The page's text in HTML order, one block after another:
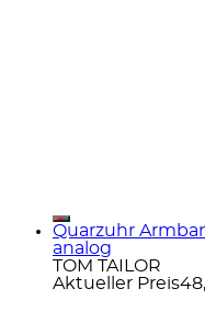
Quarzuhr
analog
TOM TAILOR
Aktueller Preis